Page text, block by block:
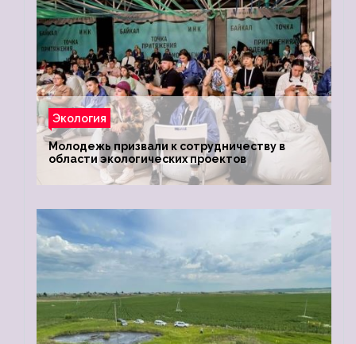
Экология
Молодежь призвали к сотрудничеству в
области экологических проектов